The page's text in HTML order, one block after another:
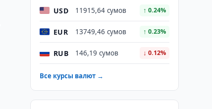
USD 11915,64 сумов ↑ 0.24%
EUR 13749,46 сумов ↑ 0.23%
RUB 146,19 сумов ↓ 0.12%
Все курсы валют →